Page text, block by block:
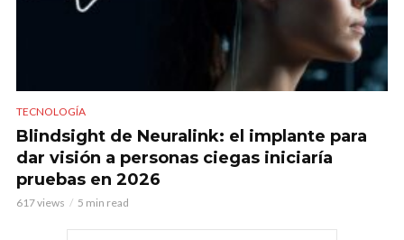
TECNOLOGÍA
Blindsight de Neuralink: el implante para
dar visión a personas ciegas iniciaría
pruebas en 2026
617 views 5 min read